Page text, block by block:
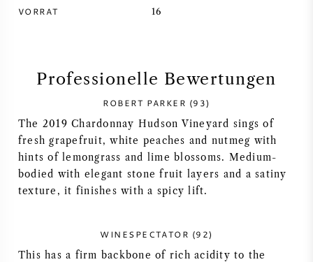
SAUVIGNON BLANC
RIESLING
ALLE REBSORTEN
ITALIENISCHER WEIN
VORRAT 16
Professionelle Bewertungen
ROBERT PARKER (93)
The 2019 Chardonnay Hudson Vineyard sings of
fresh grapefruit, white peaches and nutmeg with
hints of lemongrass and lime blossoms. Medium-
bodied with elegant stone fruit layers and a satiny
texture, it finishes with a spicy lift.
WINESPECTATOR (92)
This has a firm backbone of rich acidity to the